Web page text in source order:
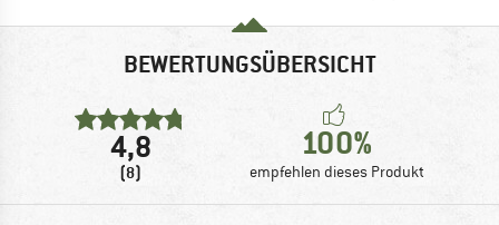
BEWERTUNGSÜBERSICHT
4,8
(8)
100%
empfehlen dieses Produkt